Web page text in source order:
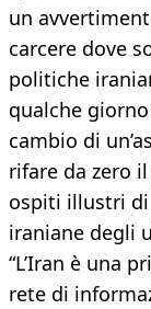
un
carcere dove
politiche
qualche
cambio di
rifare da zero
ospiti illustri di
iraniane degli
“L’Iran è una
rete di